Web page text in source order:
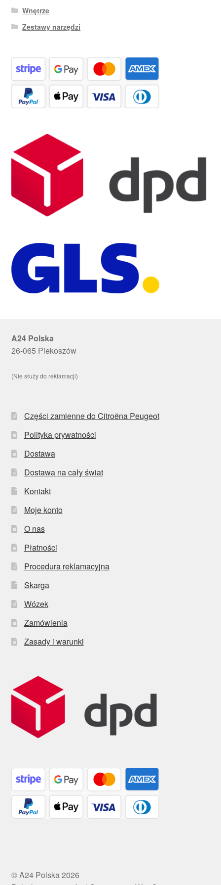
Wnętrze
Zestawy narzędzi
A24 Polska
26-065 Piekoszów
(Nie służy do reklamacji)
Części zamienne do Citroëna Peugeot
Polityka prywatności
Dostawa
Dostawa na cały świat
Kontakt
Moje konto
O nas
Płatności
Procedura reklamacyjna
Skarga
Wózek
Zamówienia
Zasady i warunki
© A24 Polska 2026